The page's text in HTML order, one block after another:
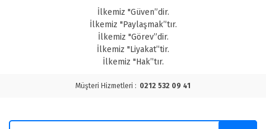
İlkemiz "Güven”dir.
İlkemiz "Paylaşmak”tır.
İlkemiz "Görev”dir.
İlkemiz "Liyakat”tir.
İlkemiz "Hak”tır.
Müşteri Hizmetleri : 0212 532 09 41